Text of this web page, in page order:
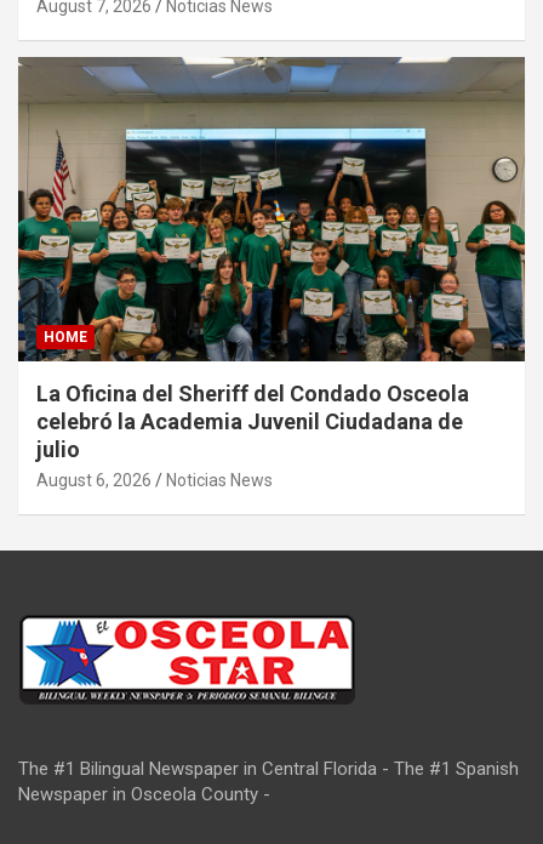
August 7, 2026 Noticias News
HOME
La Oficina del Sheriff del Condado Osceola
celebró la Academia Juvenil Ciudadana de
julio
August 6, 2026 Noticias News
The #1 Bilingual Newspaper in Central Florida - The #1 Spanish
Newspaper in Osceola County -